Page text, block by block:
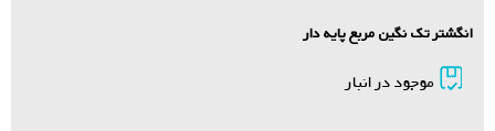
انگشتر تک نگین مربع پایه دار
موجود در انبار